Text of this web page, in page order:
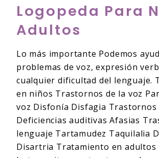
Logopeda Para
Adultos
Lo más importante Podemos
problemas de voz, expresión
cualquier dificultad del lenguaje.
en niños Trastornos de la voz
voz Disfonía Disfagia Trastornos
Deficiencias auditivas Afasias
lenguaje Tartamudez Taquilalia
Disartria Tratamiento en adultos